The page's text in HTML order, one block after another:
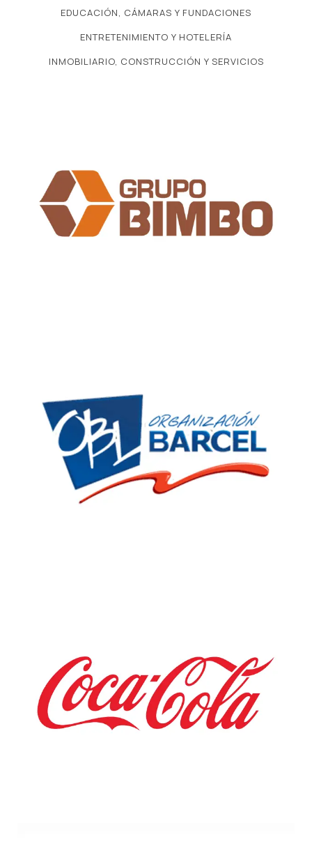
EDUCACIÓN, CÁMARAS Y FUNDACIONES
ENTRETENIMIENTO Y HOTELERÍA
INMOBILIARIO, CONSTRUCCIÓN Y SERVICIOS